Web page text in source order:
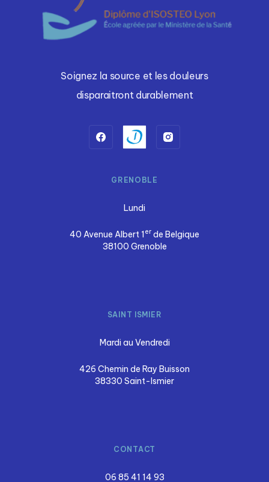
Soignez la source et les douleurs
disparaitront durablement
GRENOBLE
Lundi
40 Avenue Albert 1 er de Belgique
38100 Grenoble
SAINT ISMIER
Mardi au Vendredi
426 Chemin de Ray Buisson
38330 Saint-Ismier
CONTACT
06 85 41 14 93